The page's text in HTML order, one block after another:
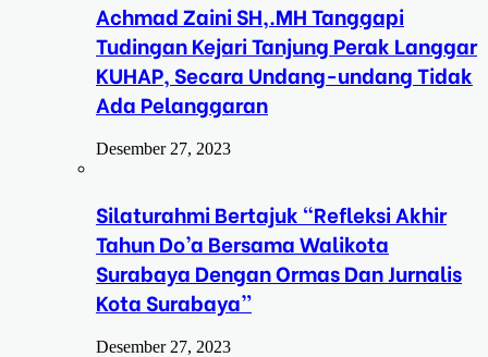
Achmad Zaini SH,.MH Tanggapi
Tudingan Kejari Tanjung Perak Langgar
KUHAP, Secara Undang-undang Tidak
Ada Pelanggaran
Desember 27, 2023
Silaturahmi Bertajuk “Refleksi Akhir
Tahun Do’a Bersama Walikota
Surabaya Dengan Ormas Dan Jurnalis
Kota Surabaya”
Desember 27, 2023